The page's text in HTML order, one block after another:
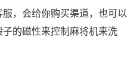
，会给你购买渠道，也可以
的磁性来控制麻将机来洗